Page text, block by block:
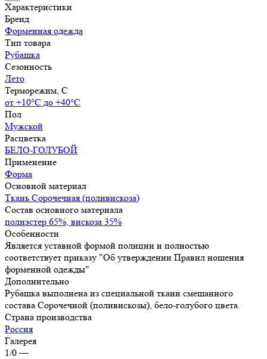
Характеристики
Бренд
Форменная одежда
Тип товара
Рубашка
Сезонность
Лето
Терморежим, C
от +10°С до +40°С
Пол
Мужской
Расцветка
БЕЛО-ГОЛУБОЙ
Применение
Форма
Основной материал
Ткань Сорочечная (поливискоза)
Состав основного материала
полиэстер 65%, вискоза 35%
Особенности
Является уставной формой полиции и полностью
соответствует приказу "Об утверждении Правил ношения
форменной одежды"
Дополнительно
Рубашка выполнена из специальной ткани смешанного
состава Сорочечной (поливискозы), бело-голубого цвета.
Страна производства
Россия
Галерея
1/0 —